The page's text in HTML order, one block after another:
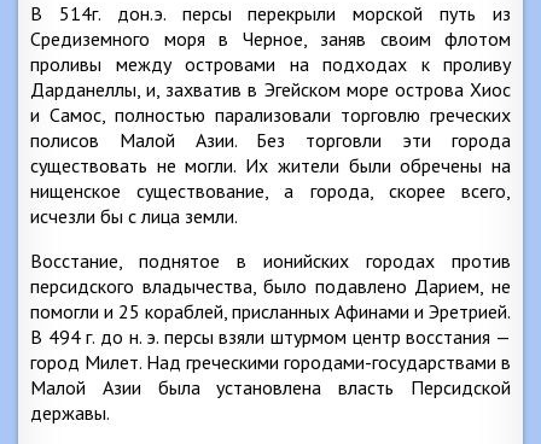
В 514г. дон.э. персы перекрыли морской путь из
Средиземного моря в Черное, заняв своим флотом
проливы между островами на подходах к проливу
Дарданеллы, и, захватив в Эгейском море острова Хиос
и Самос, полностью парализовали торговлю греческих
полисов Малой Азии. Без торговли эти города
существовать не могли. Их жители были обречены на
нищенское существование, а города, скорее всего,
исчезли бы с лица земли.
Восстание, поднятое в ионийских городах против
персидского владычества, было подавлено Дарием, не
помогли и 25 кораблей, присланных Афинами и Эретрией.
В 494 г. до н. э. персы взяли штурмом центр восстания —
город Милет. Над греческими городами-государствами в
Малой Азии была установлена власть Персидской
державы.